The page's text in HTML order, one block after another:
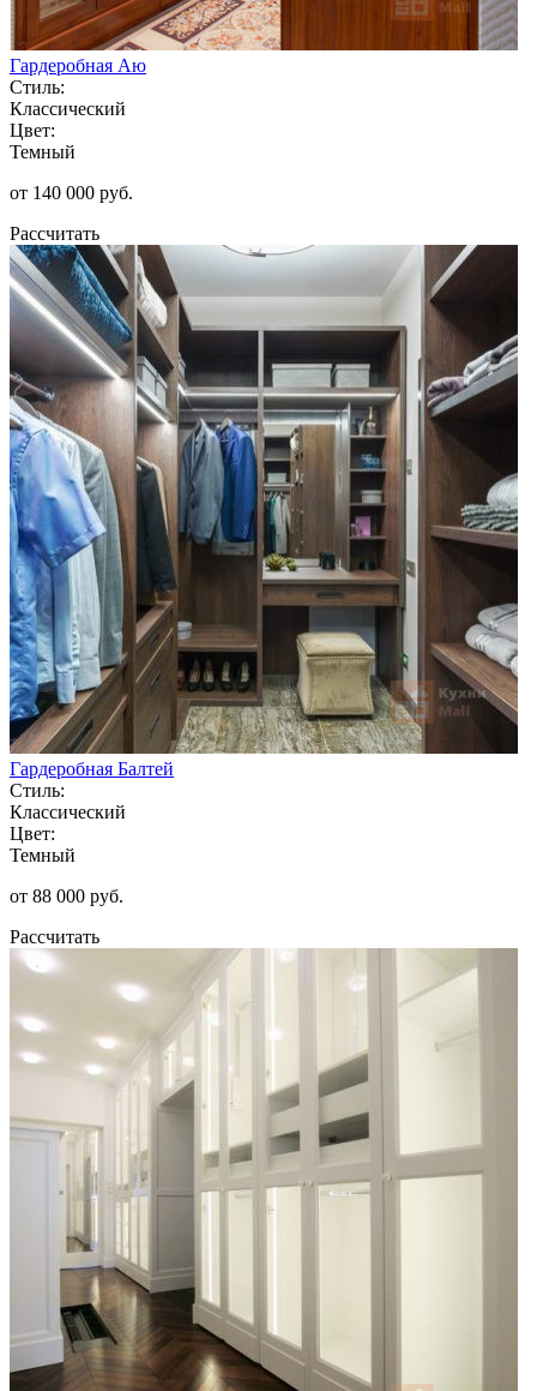
Гардеробная Аю
Стиль:
Классический
Цвет:
Темный
от 140 000 руб.
Рассчитать
Гардеробная Балтей
Стиль:
Классический
Цвет:
Темный
от 88 000 руб.
Рассчитать